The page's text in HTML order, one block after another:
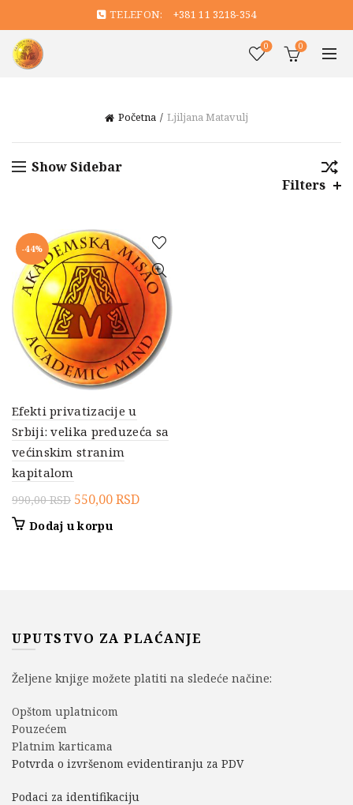
TELEFON: +381 11 3218-354
0 0
Početna Ljiljana Matavulj
Show Sidebar
Filters
-44%
Efekti privatizacije u
Srbiji: velika preduzeća sa
većinskim stranim
kapitalom
990,00RSD Originalna
cena
550,00RSDTrenutna
Dodaj u korpu
UPUTSTVO ZA PLAĆANJE
Željene knjige možete platiti na sledeće načine:
Opštom uplatnicom
Pouzećem
Platnim karticama
Potvrda o izvršenom evidentiranju za PDV
Podaci za identifikaciju